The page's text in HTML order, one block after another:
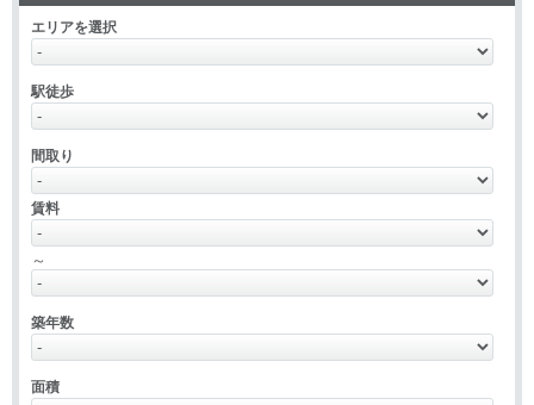
エリアを選択
駅徒歩
間取り
賃料
～
築年数
面積